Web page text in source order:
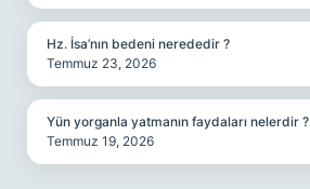
Hz. İsa’nın bedeni nerededir ?
Temmuz 23, 2026
Yün yorganla yatmanın faydaları nelerdir ?
Temmuz 19, 2026